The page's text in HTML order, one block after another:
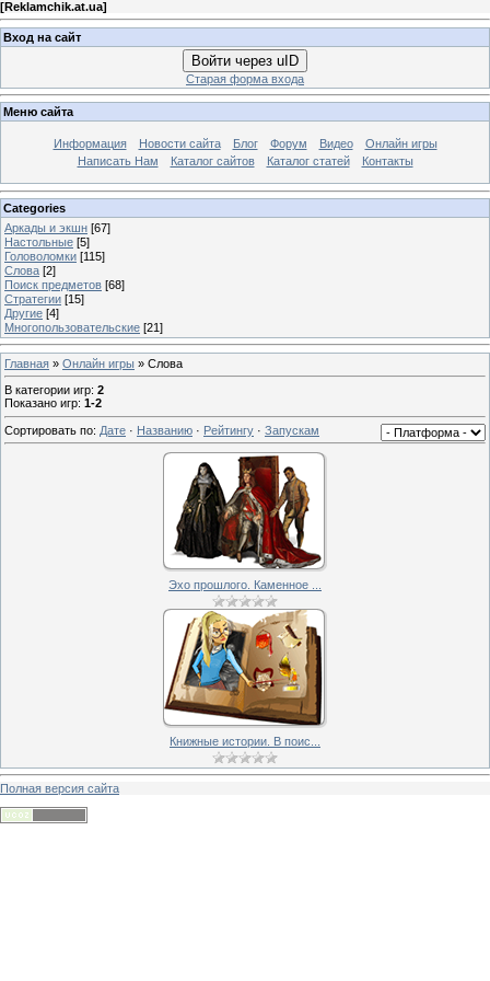
[Reklamchik.at.ua]
Вход на сайт
Войти через uID
Старая форма входа
Меню сайта
Информация Новости сайта Блог Форум Видео
Онлайн игры
Написать Нам
Каталог сайтов Каталог статей Контакты
Categories
Аркады и экшн [67]
Настольные [5]
Головоломки [115]
Слова [2]
Поиск предметов [68]
Стратегии [15]
Другие [4]
Многопользовательские [21]
Главная » Онлайн игры » Слова
В категории игр: 2
Показано игр: 1-2
Сортировать по: Дате · Названию · Рейтингу · Запускам
Эхо прошлого. Каменное ...
Книжные истории. В поис...
Полная версия сайта